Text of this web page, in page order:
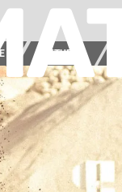
AKTUELL